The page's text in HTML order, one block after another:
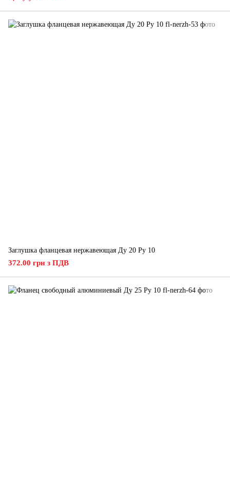
Заглушка фланцевая нержавеющая Ду 20 Ру 10
372.00 грн з ПДВ